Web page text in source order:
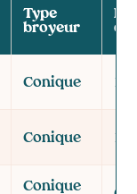
Type
broyeur
de
Conique
13
Conique
13
Conique